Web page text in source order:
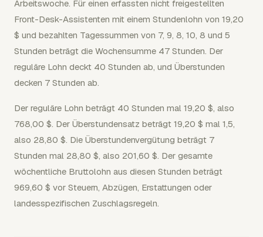
Arbeitswoche. Für einen erfassten nicht freigestellten
Front-Desk-Assistenten mit einem Stundenlohn von 19,20
$ und bezahlten Tagessummen von 7, 9, 8, 10, 8 und 5
Stunden beträgt die Wochensumme 47 Stunden. Der
reguläre Lohn deckt 40 Stunden ab, und Überstunden
decken 7 Stunden ab.
Der reguläre Lohn beträgt 40 Stunden mal 19,20 $, also
768,00 $. Der Überstundensatz beträgt 19,20 $ mal 1,5,
also 28,80 $. Die Überstundenvergütung beträgt 7
Stunden mal 28,80 $, also 201,60 $. Der gesamte
wöchentliche Bruttolohn aus diesen Stunden beträgt
969,60 $ vor Steuern, Abzügen, Erstattungen oder
landesspezifischen Zuschlagsregeln.